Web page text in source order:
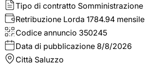
Tipo di contratto Somministrazione
Retribuzione Lorda 1784.94 mensile
Codice annuncio 350245
Data di pubblicazione 8/8/2026
Città Saluzzo